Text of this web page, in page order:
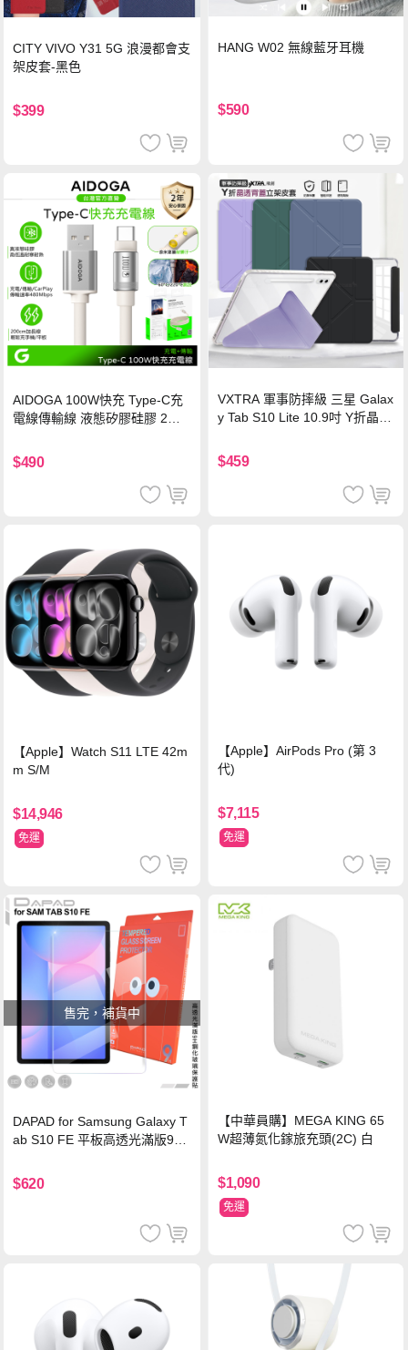
CITY VIVO Y31 5G 浪漫都會支
架皮套-黑色
$399
HANG W02 無線藍牙耳機
$590
AIDOGA 100W快充 Type-C充
電線傳輸線 液態矽膠硅膠 2M
$490
VXTRA 軍事防摔級 三星 Galax
y Tab S10 Lite 10.9吋 Y折晶透
$459
【Apple】Watch S11 LTE 42m
m S/M
$14,946
免運
【Apple】AirPods Pro (第 3
代)
$7,115
免運
售完，補貨中
DAPAD for Samsung Galaxy T
ab S10 FE 平板高透光滿版9H
$620
【中華員購】MEGA KING 65
W超薄氮化鎵旅充頭(2C) 白
$1,090
免運